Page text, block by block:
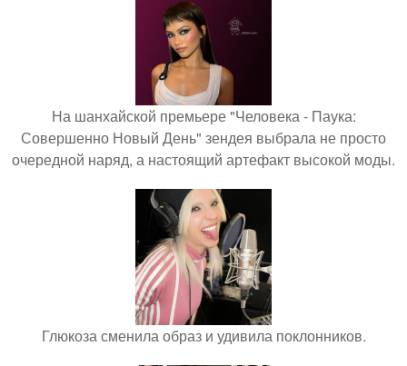
На шанхайской премьере "Человека - Паука:
Совершенно Новый День" зендея выбрала не просто
очередной наряд, а настоящий артефакт высокой моды.
Глюкоза сменила образ и удивила поклонников.